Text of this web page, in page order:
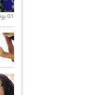
01 يونيو 2021 |